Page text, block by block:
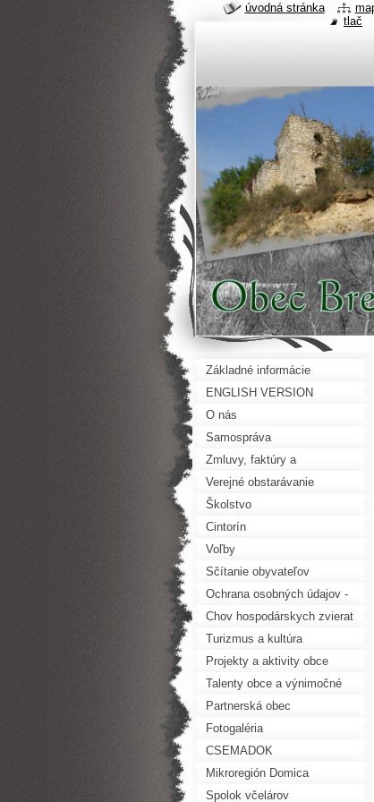
Základné informácie
ENGLISH VERSION
O nás
Samospráva
Zmluvy, faktúry a
objednávky
Verejné obstarávanie
Školstvo
Cintorín
Voľby
Sčítanie obyvateľov
Ochrana osobných údajov -
GDPR
Chov hospodárskych zvierat
Turizmus a kultúra
Projekty a aktivity obce
Talenty obce a výnimočné
osobnosti
Partnerská obec
Fotogaléria
CSEMADOK
Mikroregión Domica
Spolok včelárov
úvodná stránka
tlač